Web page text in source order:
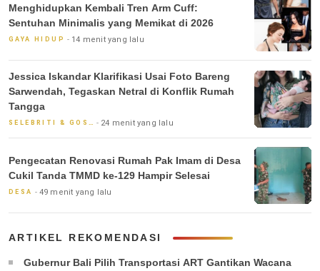
Menghidupkan Kembali Tren Arm Cuff:
Sentuhan Minimalis yang Memikat di 2026
GAYA HIDUP 14 menit yang lalu
Jessica Iskandar Klarifikasi Usai Foto Bareng
Sarwendah, Tegaskan Netral di Konflik Rumah
Tangga
SELEBRITI & GOSIP 24 menit yang lalu
Pengecatan Renovasi Rumah Pak Imam di Desa
Cukil Tanda TMMD ke-129 Hampir Selesai
DESA 49 menit yang lalu
ARTIKEL REKOMENDASI
Gubernur Bali Pilih Transportasi ART Gantikan Wacana